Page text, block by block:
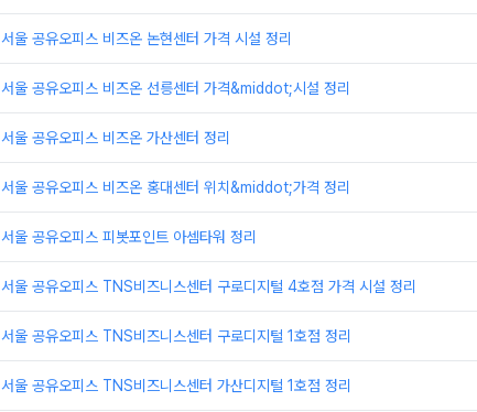
서울 공유오피스 비즈온 논현센터 가격 시설 정리
서울 공유오피스 비즈온 선릉센터 가격&middot;시설 정리
서울 공유오피스 비즈온 가산센터 정리
서울 공유오피스 비즈온 홍대센터 위치&middot;가격 정리
서울 공유오피스 피봇포인트 아셈타워 정리
서울 공유오피스 TNS비즈니스센터 구로디지털 4호점 가격 시설 정리
서울 공유오피스 TNS비즈니스센터 구로디지털 1호점 정리
서울 공유오피스 TNS비즈니스센터 가산디지털 1호점 정리